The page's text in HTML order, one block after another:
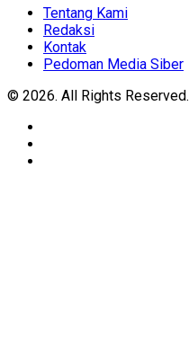
Tentang Kami
Redaksi
Kontak
Pedoman Media Siber
© 2026. All Rights Reserved.